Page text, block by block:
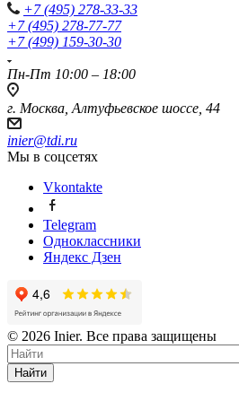
+7 (495) 278-33-33
+7 (495) 278-77-77
+7 (499) 159-30-30
Пн-Пт 10:00 – 18:00
г. Москва, Алтуфьевское шоссе, 44
inier@tdi.ru
Мы в соцсетях
Vkontakte
Telegram
Одноклассники
Яндекс Дзен
© 2026 Inier. Все права защищены
Найти